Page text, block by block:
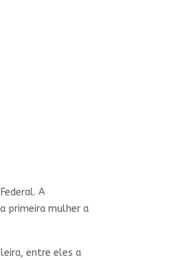
A
primeira mulher a
entre eles a